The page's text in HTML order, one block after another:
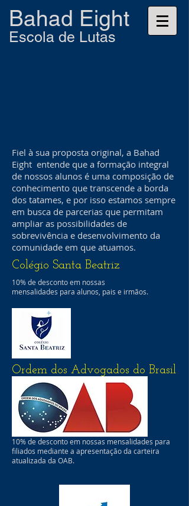
Bahad Eight
Escola de Lutas
Fiel à sua proposta original, a Bahad
Eight entende que a formação integral
de nossos alunos é uma composição de
conhecimento que transcende a borda
dos tatames, e por isso estamos sempre
em busca de parcerias que permitam
ampliar as possibilidades de
sobrevivência e desenvolvimento da
comunidade em que atuamos.
Colégio Santa Beatriz
10% de desconto em nossas
mensalidades para alunos, pais e irmãos.
Ordem dos Advogados do Brasil
10% de desconto em nossas mensalidades para
filiados mediante a apresentação da carteira
atualizada da OAB.